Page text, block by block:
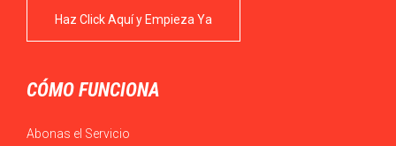
Haz Click Aquí y Empieza Ya
CÓMO FUNCIONA
Abonas el Servicio